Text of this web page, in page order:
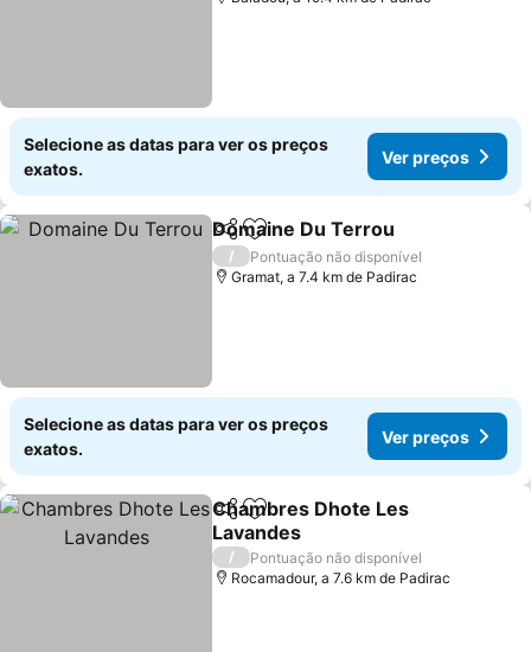
Selecione as datas para ver os preços
exatos.
Ver preços
PartilharAdicionar aos favoritos
Domaine Du Terrou
/
Pontuação não disponível
Gramat, a 7.4 km de Padirac
Selecione as datas para ver os preços
exatos.
Ver preços
PartilharAdicionar aos favoritos
Chambres Dhote Les
Lavandes
/
Pontuação não disponível
Rocamadour, a 7.6 km de Padirac